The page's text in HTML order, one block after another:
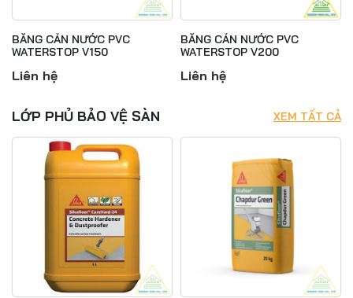
BĂNG CẢN NƯỚC PVC
WATERSTOP V150
Liên hệ
BĂNG CẢN NƯỚC PVC
WATERSTOP V200
Liên hệ
LỚP PHỦ BẢO VỆ SÀN XEM TẤT CẢ